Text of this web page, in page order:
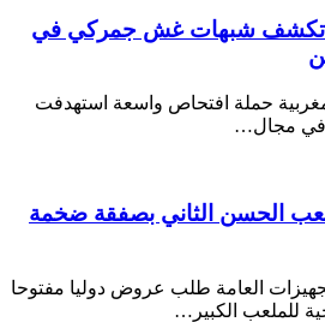
تكشف شبهات غش جمركي في
حملة افتحاص واسعة استهدفت
الحسن الثاني بصفقة ضخمة
العامة طلب عروض دوليا مفتوحا
للملعب الكبير…